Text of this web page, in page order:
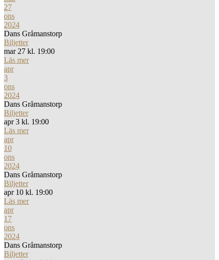
27
ons
2024
Dans Gråmanstorp
Biljetter
mar 27 kl. 19:00
Läs mer
apr
3
ons
2024
Dans Gråmanstorp
Biljetter
apr 3 kl. 19:00
Läs mer
apr
10
ons
2024
Dans Gråmanstorp
Biljetter
apr 10 kl. 19:00
Läs mer
apr
17
ons
2024
Dans Gråmanstorp
Biljetter